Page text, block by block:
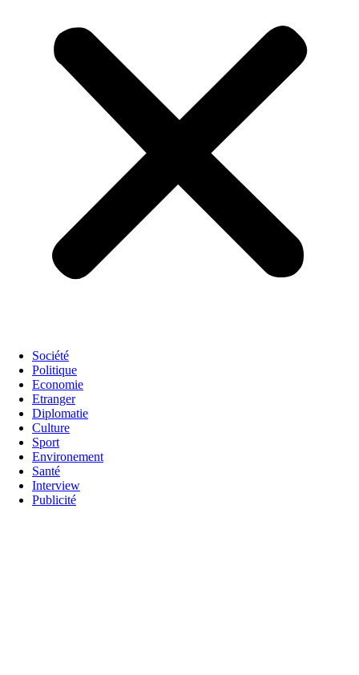
Société
Politique
Economie
Etranger
Diplomatie
Culture
Sport
Environement
Santé
Interview
Publicité